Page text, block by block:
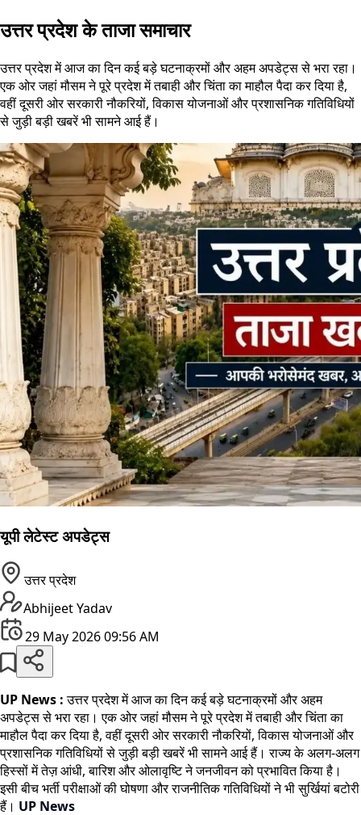
उत्तर प्रदेश के ताजा समाचार
उत्तर प्रदेश में आज का दिन कई बड़े घटनाक्रमों और अहम अपडेट्स से भरा रहा।
एक ओर जहां मौसम ने पूरे प्रदेश में तबाही और चिंता का माहौल पैदा कर दिया है,
वहीं दूसरी ओर सरकारी नौकरियों, विकास योजनाओं और प्रशासनिक गतिविधियों
से जुड़ी बड़ी खबरें भी सामने आई हैं।
यूपी लेटेस्ट अपडेट्स
उत्तर प्रदेश
Abhijeet Yadav
29 May 2026 09:56 AM
UP News :उत्तर प्रदेश में आज का दिन कई बड़े घटनाक्रमों और अहम
अपडेट्स से भरा रहा। एक ओर जहां मौसम ने पूरे प्रदेश में तबाही और चिंता का
माहौल पैदा कर दिया है, वहीं दूसरी ओर सरकारी नौकरियों, विकास योजनाओं और
प्रशासनिक गतिविधियों से जुड़ी बड़ी खबरें भी सामने आई हैं। राज्य के अलग-अलग
हिस्सों में तेज़ आंधी, बारिश और ओलावृष्टि ने जनजीवन को प्रभावित किया है।
इसी बीच भर्ती परीक्षाओं की घोषणा और राजनीतिक गतिविधियों ने भी सुर्खियां बटोरी
हैं। UP News